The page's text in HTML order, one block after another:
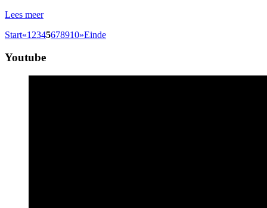
Lees meer
Start«1 2345678910»Einde
Youtube